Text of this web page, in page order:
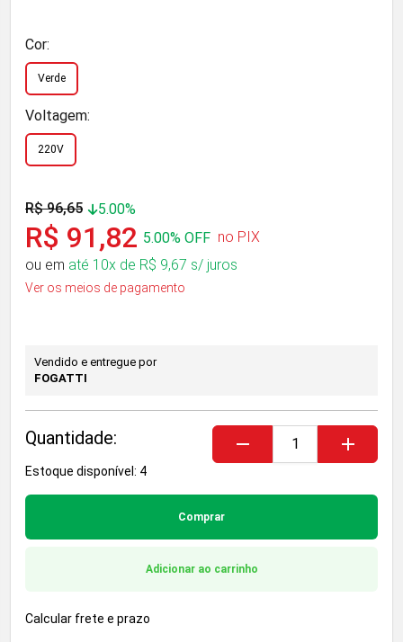
Cor:
Verde
Voltagem:
220V
R$ 96,65 5.00%
R$ 91,82 5.00% OFF no PIX
ou em até 10x de R$ 9,67 s/ juros
Ver os meios de pagamento
Vendido e entregue por
FOGATTI
Quantidade: remove add
Estoque disponível: 4
Comprar
Adicionar ao carrinho
Calcular frete e prazo